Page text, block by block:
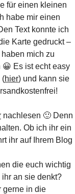
für einen kleinen
habe mir einen
Text konnte ich
Karte gedruckt –
mich zu
Es ist echt easy
(hier) und kann sie
nachlesen 🙂 Denn
Ob ich ihr ein
ihr auf Ihrem Blog
die euch wichtig
an sie denkt?
gerne in die